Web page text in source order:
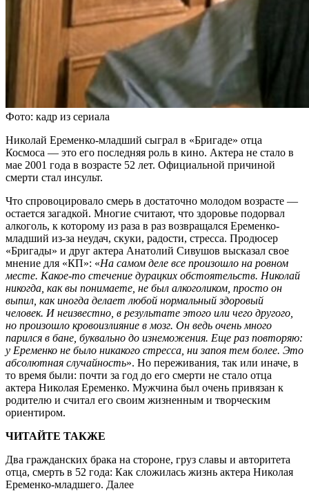
Фото: кадр из сериала
Николай Еременко-младший сыграл в «Бригаде» отца
Космоса — это его последняя роль в кино. Актера не стало в
мае 2001 года в возрасте 52 лет. Официальной причиной
смерти стал инсульт.
Что спровоцировало смерь в достаточно молодом возрасте —
остается загадкой. Многие считают, что здоровье подорвал
алкоголь, к которому из раза в раз возвращался Еременко-
младший из-за неудач, скуки, радости, стресса. Продюсер
«Бригады» и друг актера Анатолий Сивушов высказал свое
мнение для «КП»: «На самом деле все произошло на ровном
месте. Какое-то стечение дурацких обстоятельств. Николай
никогда, как вы понимаете, не был алкоголиком, просто он
выпил, как иногда делает любой нормальный здоровый
человек. И неизвестно, в результате этого или чего другого,
но произошло кровоизлияние в мозг. Он ведь очень много
парился в бане, буквально до изнеможения. Еще раз повторяю:
у Еременко не было никакого стресса, ни запоя тем более. Это
абсолютная случайность». Но переживания, так или иначе, в
то время были: почти за год до его смерти не стало отца
актера Николая Еременко. Мужчина был очень привязан к
родителю и считал его своим жизненным и творческим
ориентиром.
ЧИТАЙТЕ ТАКЖЕ
Два гражданских брака на стороне, груз славы и авторитета
отца, смерть в 52 года: Как сложилась жизнь актера Николая
Еременко-младшего. Далее